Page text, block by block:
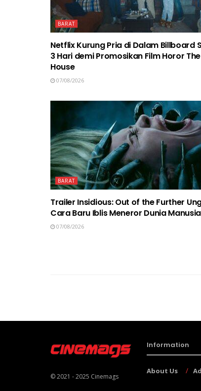
BARAT
Netflix Kurung Pria di Dalam Billboard
3 Hari demi Promosikan Film Horor
House
07/08/2026
BARAT
Trailer Insidious: Out of the Further
Cara Baru Iblis Meneror Dunia Manusia
07/08/2026
© 2021 - 2025 Cinemags
Information
About Us